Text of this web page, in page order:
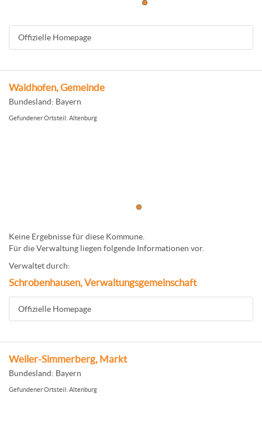
Offizielle Homepage
Waidhofen, Gemeinde
Bundesland: Bayern
Gefundener Ortsteil: Altenburg
Keine Ergebnisse für diese Kommune.
Für die Verwaltung liegen folgende Informationen vor.
Verwaltet durch:
Schrobenhausen, Verwaltungsgemeinschaft
Offizielle Homepage
Weiler-Simmerberg, Markt
Bundesland: Bayern
Gefundener Ortsteil: Altenburg